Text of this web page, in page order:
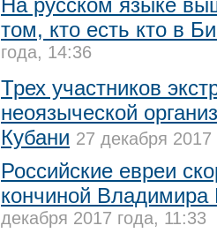
На русском языке
том, кто есть кто в
года, 14:36
Трех участников
неоязыческой
Кубани 27 декабря 2017
Российские евреи
кончиной Владимира
декабря 2017 года, 11:33